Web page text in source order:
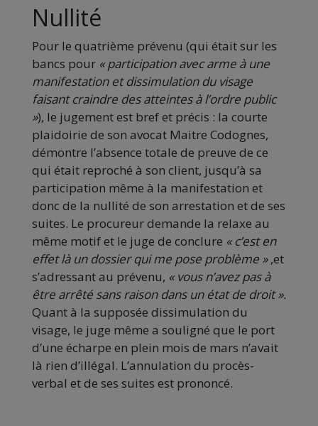
Nullité
Pour le quatrième prévenu (qui était sur les
bancs pour « participation avec arme à une
manifestation et dissimulation du visage
faisant craindre des atteintes à l’ordre public
»), le jugement est bref et précis : la courte
plaidoirie de son avocat Maitre Codognes,
démontre l’absence totale de preuve de ce
qui était reproché à son client, jusqu’à sa
participation même à la manifestation et
donc de la nullité de son arrestation et de ses
suites. Le procureur demande la relaxe au
même motif et le juge de conclure « c’est en
effet là un dossier qui me pose problème »,et
s’adressant au prévenu, « vous n’avez pas à
être arrêté sans raison dans un état de droit ».
Quant à la supposée dissimulation du
visage, le juge même a souligné que le port
d’une écharpe en plein mois de mars n’avait
là rien d’illégal. L’annulation du procès-
verbal et de ses suites est prononcé.